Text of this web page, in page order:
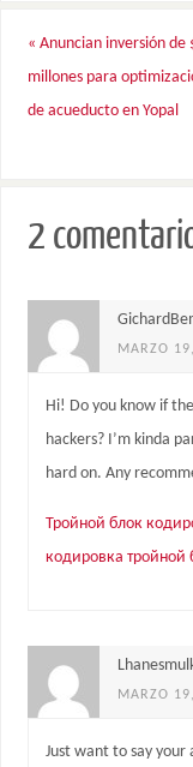
« Anuncian inversión de
millones para
de acueducto en Yopal
2
MARZO
Hi! Do you know if
hackers? I’m kinda
hard on. Any
Тройной блок
кодировка тройной
MARZO
Just want to say your